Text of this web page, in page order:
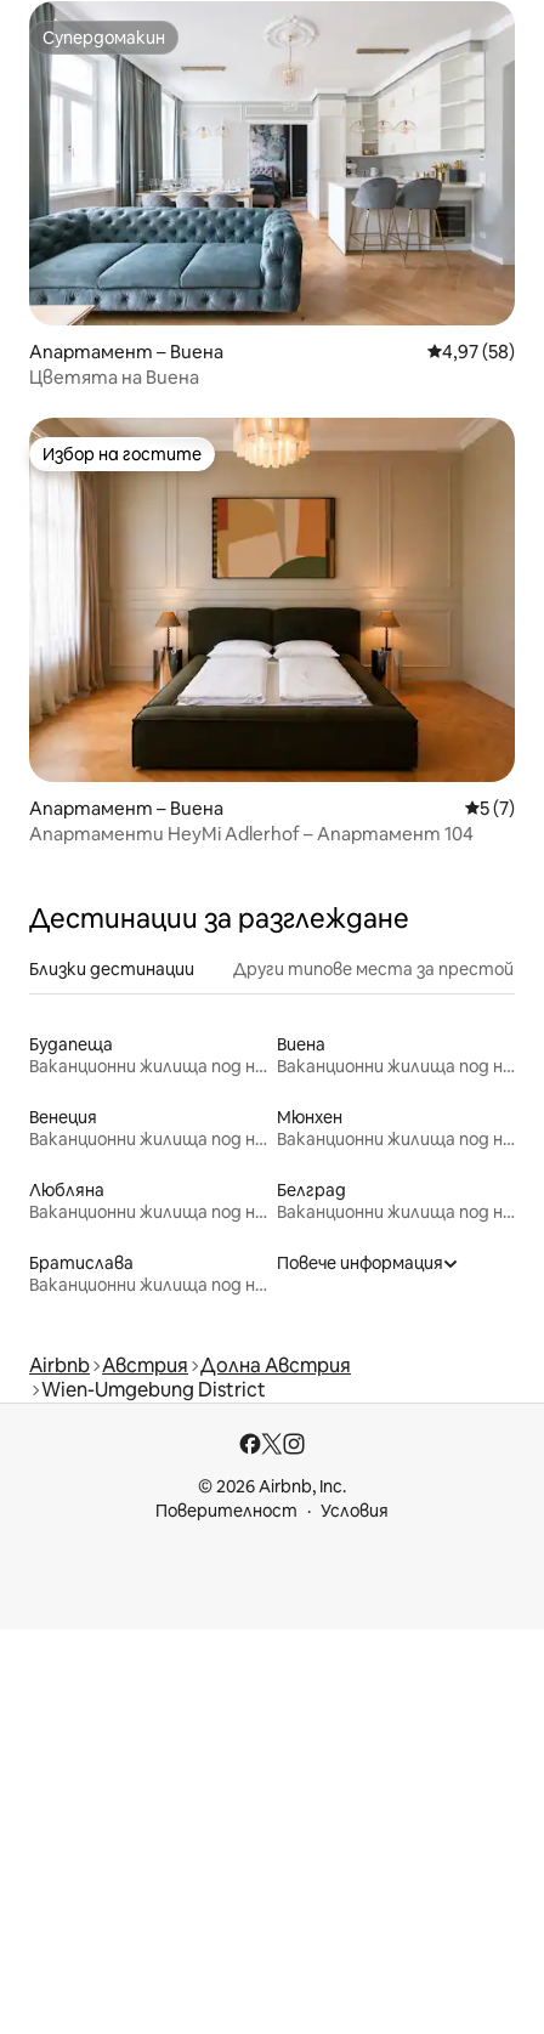
Супердомакин
Супердомакин
Апартамент – Виена Средна
4,97 (58)
Цветята на Виена
Избор на гостите
Избор на гостите
Апартамент – Виена Средна
5 (7)
Апартаменти HeyMi Adlerhof – Апартамент 104
Дестинации за разглеждане
Близки дестинации Други типове места за престой
Будапеща
Ваканционни жилища под наем
Виена
Ваканционни жилища под наем
Венеция
Ваканционни жилища под наем
Мюнхен
Ваканционни жилища под наем
Любляна
Ваканционни жилища под наем
Белград
Ваканционни жилища под наем
Братислава
Ваканционни жилища под наем
Повече информация
Airbnb Австрия Долна Австрия
Wien-Umgebung District
© 2026 Airbnb, Inc.
Поверителност
Условия